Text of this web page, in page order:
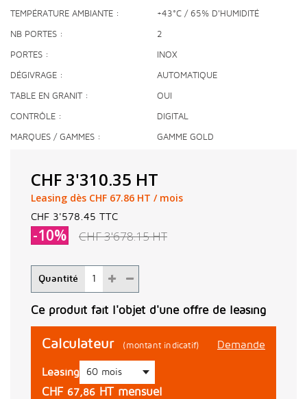
TEMPÉRATURE AMBIANTE +43°C / 65% D'HUMIDITÉ
NB PORTES 2
PORTES INOX
DÉGIVRAGE AUTOMATIQUE
TABLE EN GRANIT OUI
CONTRÔLE DIGITAL
MARQUES / GAMMES GAMME GOLD
Quantité
CHF 3'310.35 HT
Leasing dès CHF 67.86 HT / mois
CHF 3'578.45 TTC
-10% CHF 3'678.15HT
Ce produit fait l'objet d'une offre de leasing
Calculateur (montant indicatif) Demande
Leasing
CHF 67,86 HT mensuel